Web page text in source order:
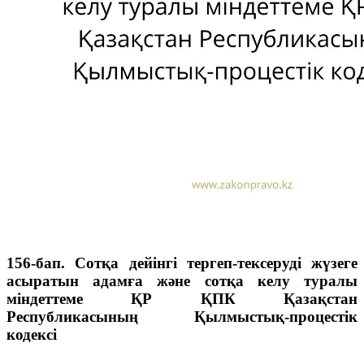
156-бап. Сотқа дейінгі тергеп-тексеруді жүзеге
асыратын адамға және сотқа келу туралы
мiндеттеме ҚР ҚПК Қазақстан
Республикасының Қылмыстық-процестік
кодексi